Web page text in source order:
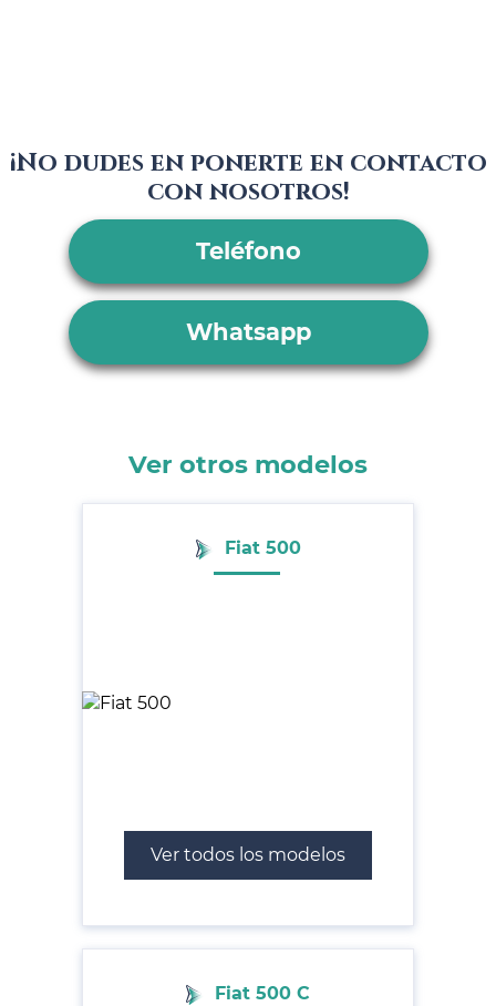
¡No dudes en ponerte en contacto
con nosotros!
Teléfono
Whatsapp
Ver otros modelos
Fiat 500
Ver todos los modelos
Fiat 500 C